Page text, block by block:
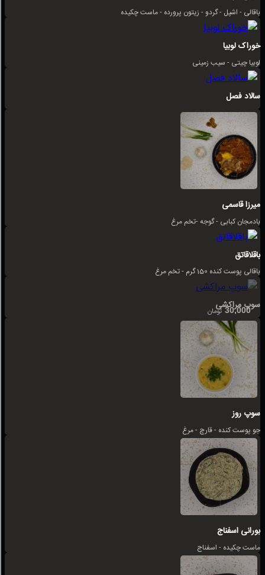
باقالی - اشپل - گردو - زیتون پرورده - ماست چکیده
خوراک لوبیا
لوبیا چیتی - سیب زمینی
سالاد فصل
میرزا قاسمی
بادمجان کبابی - گوجه -تخم مرغ
باقلاقاتق
باقالی پوست کنده 150 گرم - تخم مرغ
سوپ مراکشی
30,000 تومان
سوپ روز
جو پوست کنده - قارچ - مرغ
بورانی اسفناج
ماست چکیده - اسفناج